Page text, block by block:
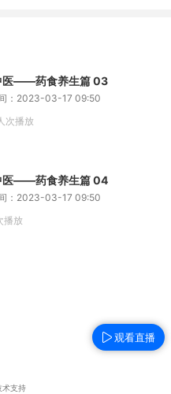
医——药食养生篇 03
：2023-03-17 09:50
次播放
医——药食养生篇 04
：2023-03-17 09:50
播放
术支持
观看直播